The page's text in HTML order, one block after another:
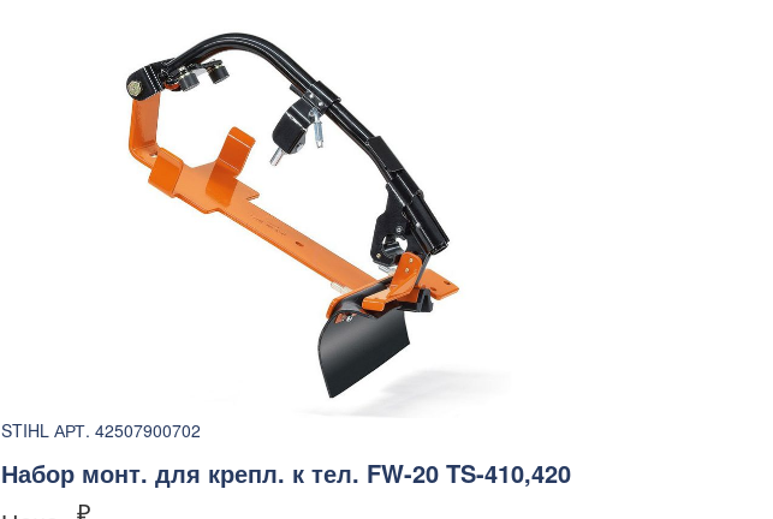
STIHL АРТ. 42507900702
Набор монт. для крепл. к тел. FW-20 TS-410,420